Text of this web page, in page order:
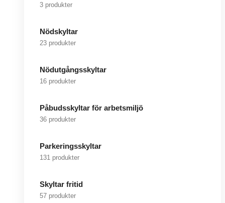
3 produkter
Nödskyltar
23 produkter
Nödutgångsskyltar
16 produkter
Påbudsskyltar för arbetsmiljö
36 produkter
Parkeringsskyltar
131 produkter
Skyltar fritid
57 produkter